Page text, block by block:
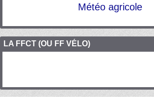
Météo agricole
LA FFCT (OU FF VÉLO)